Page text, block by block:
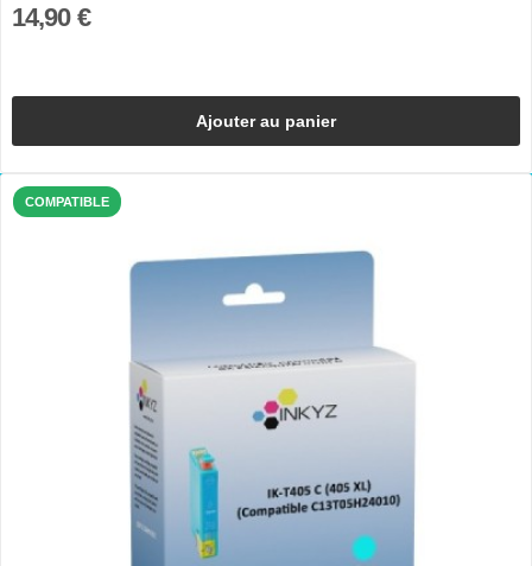
14,90 €
Ajouter au panier
COMPATIBLE